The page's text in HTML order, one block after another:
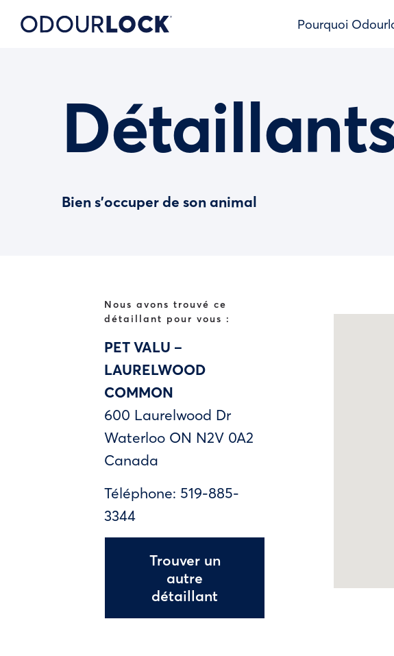
Pourquoi
Bien s’occuper de son animal
Nous avons trouvé ce
détaillant pour vous :
PET VALU –
LAURELWOOD
COMMON
600 Laurelwood Dr
Waterloo ON N2V 0A2
Canada
Téléphone: 519-885-
3344
Trouver un
autre
détaillant